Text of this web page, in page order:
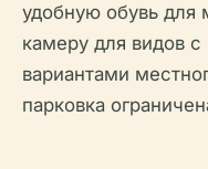
удобную обувь для
камеру для видов
вариантами
парковка